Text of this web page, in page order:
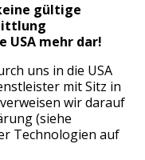
gültige
USA mehr dar!
uns in die USA
mit Sitz in
wir darauf
(siehe
Technologien auf